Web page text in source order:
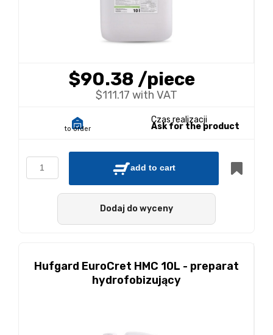
$90.38 /piece
$111.17 with VAT
to order
Czas realizacji
Ask for the product
add to cart
Dodaj do wyceny
Hufgard EuroCret HMC 10L - preparat
hydrofobizujący